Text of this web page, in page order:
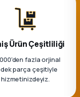
Ürün Çeşitliliği
fazla orjinal
parça çeşitiyle
hizmetinizdeyiz.